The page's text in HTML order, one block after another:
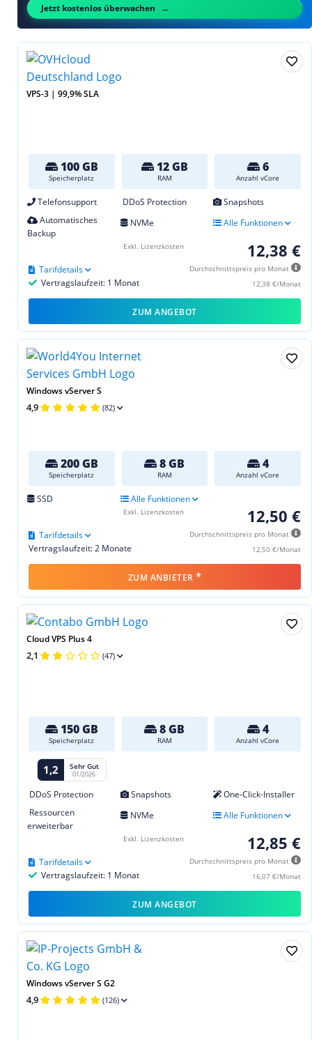
Jetzt kostenlos überwachen
VPS-3 | 99,9% SLA
100 GB
Speicherplatz
12 GB
RAM
6
Anzahl vCore
Telefonsupport DDoS Protection
Snapshots
Automatisches
Backup
NVMe Alle Funktionen
12,38 €
Durchschnittspreis pro Monat
12,38 €/Monat
Vertragslaufzeit: 1 Monat
Tarifdetails
Exkl. Lizenzkosten
ZUM ANGEBOT
Windows vServer S
4,9 (82)
200 GB
Speicherplatz
8 GB
RAM
4
Anzahl vCore
SSD Alle Funktionen
12,50 €
Durchschnittspreis pro Monat
12,50 €/Monat
Vertragslaufzeit: 2 Monate
Tarifdetails
Exkl. Lizenzkosten
ZUM ANBIETER *
Cloud VPS Plus 4
2,1 (47)
150 GB
Speicherplatz
8 GB
RAM
4
Anzahl vCore
1,2 Sehr Gut
01/2026
DDoS Protection Snapshots
One-Click-Installer
Ressourcen
erweiterbar
NVMe Alle Funktionen
12,85 €
Durchschnittspreis pro Monat
16,07 €/Monat
Vertragslaufzeit: 1 Monat
Tarifdetails
Exkl. Lizenzkosten
ZUM ANGEBOT
Windows vServer S G2
4,9 (126)